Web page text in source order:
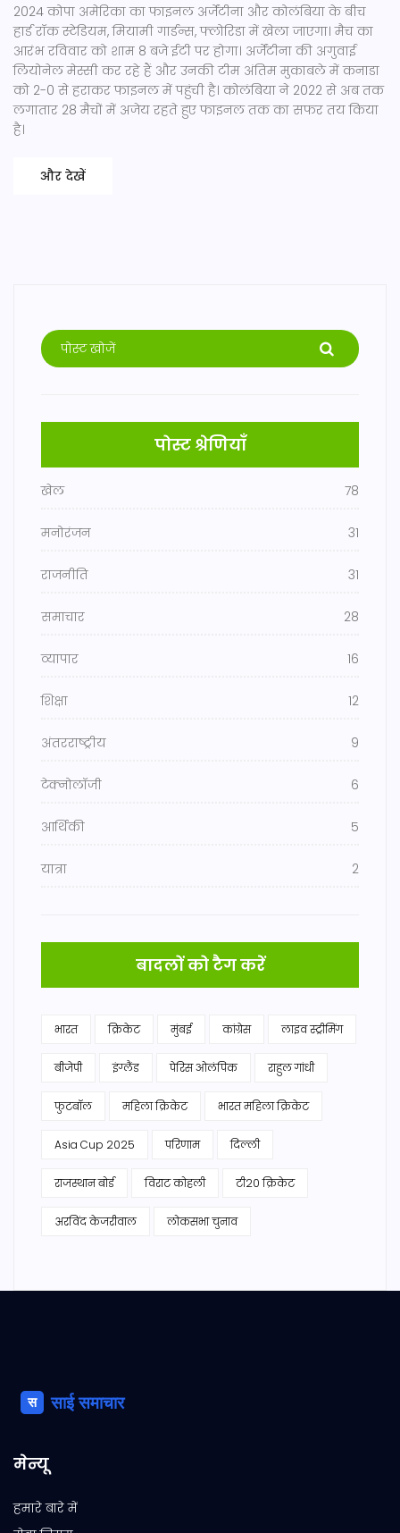
2024 कोपा अमेरिका का फाइनल अर्जेंटीना और कोलंबिया के बीच
हार्ड रॉक स्टेडियम, मियामी गार्डन्स, फ्लोरिडा में खेला जाएगा। मैच का
आरंभ रविवार को शाम 8 बजे ईटी पर होगा। अर्जेंटीना की अगुवाई
लियोनेल मेस्सी कर रहे हैं और उनकी टीम अंतिम मुकाबले में कनाडा
को 2-0 से हराकर फाइनल में पहुंची है। कोलंबिया ने 2022 से अब तक
लगातार 28 मैचों में अजेय रहते हुए फाइनल तक का सफर तय किया
है।
और देखें
पोस्ट श्रेणियाँ
खेल 78
मनोरंजन 31
राजनीति 31
समाचार 28
व्यापार 16
शिक्षा 12
अंतरराष्ट्रीय 9
टेक्नोलॉजी 6
आर्थिकी 5
यात्रा 2
बादलों को टैग करें
भारत क्रिकेट मुंबई कांग्रेस लाइव स्ट्रीमिंग
बीजेपी इंग्लैंड पेरिस ओलंपिक राहुल गांधी
फुटबॉल महिला क्रिकेट भारत महिला क्रिकेट
Asia Cup 2025 परिणाम दिल्ली
राजस्थान बोर्ड विराट कोहली टी20 क्रिकेट
अरविंद केजरीवाल लोकसभा चुनाव
मेन्यू
हमारे बारे में